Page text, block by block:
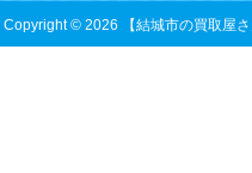
Copyright © 2026 【結城市の買取屋